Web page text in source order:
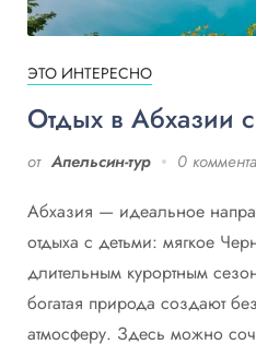
ЭТО ИНТЕРЕСНО
Отдых в Абхазии
от Апельсин-тур 0
Абхазия — идеальное
отдыха с детьми: мягкое
длительным курортным
богатая природа создают
атмосферу. Здесь можно